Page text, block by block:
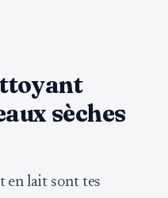
sèches
en lait sont tes